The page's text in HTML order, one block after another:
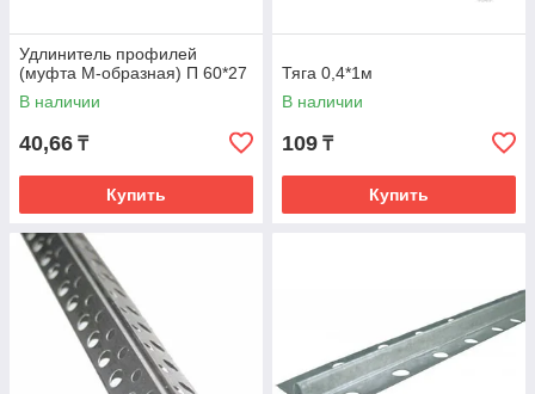
Удлинитель профилей
(муфта М-образная) П 60*27
В наличии
40,66 ₸
Купить
Тяга 0,4*1м
В наличии
109 ₸
Купить